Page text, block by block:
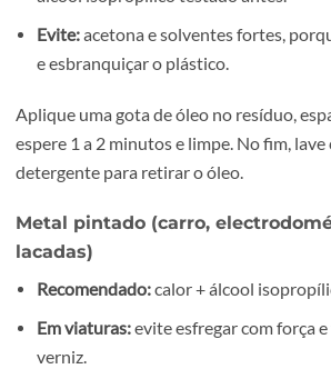
Cola teimosa:
raspador próprio para vidro (com
película (fumado, protecção solar),
agressivos.
Plástico (caixas,
brinquedos)
Mais seguro:calor suave + óleo
álcool isopropílico testado antes.
Evite: